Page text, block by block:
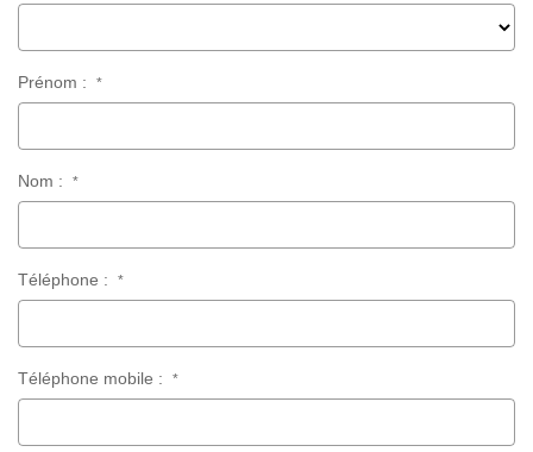
Prénom : *
Nom : *
Téléphone : *
Téléphone mobile : *